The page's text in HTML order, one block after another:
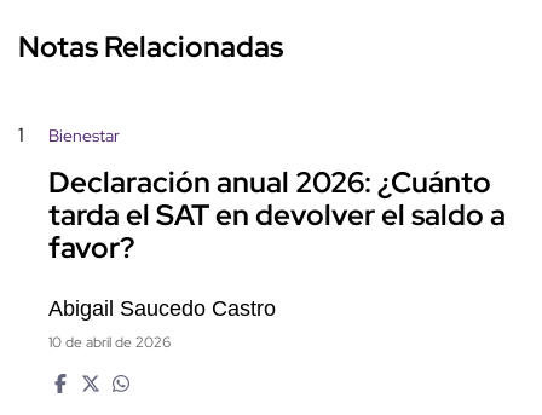
Notas Relacionadas
1 Bienestar
Declaración anual 2026: ¿Cuánto
tarda el SAT en devolver el saldo a
favor?
Abigail Saucedo Castro
10 de abril de 2026